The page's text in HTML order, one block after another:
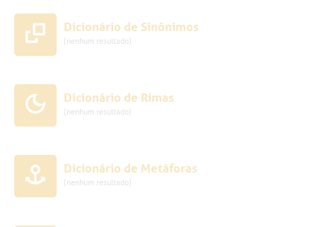
Dicionário de Sinônimos
(nenhum resultado)
Dicionário de Rimas
(nenhum resultado)
Dicionário de Metáforas
(nenhum resultado)